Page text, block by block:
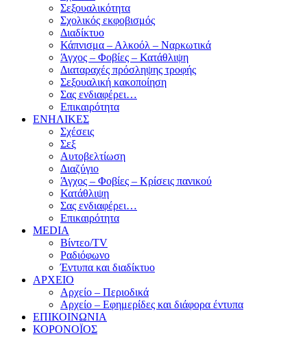
Σεξουαλικότητα
Σχολικός εκφοβισμός
Διαδίκτυο
Κάπνισμα – Αλκοόλ – Ναρκωτικά
Άγχος – Φοβίες – Κατάθλιψη
Διαταραχές πρόσληψης τροφής
Σεξουαλική κακοποίηση
Σας ενδιαφέρει…
Επικαιρότητα
ΕΝΗΛΙΚΕΣ
Σχέσεις
Σεξ
Αυτοβελτίωση
Διαζύγιο
Άγχος – Φοβίες – Κρίσεις πανικού
Κατάθλιψη
Σας ενδιαφέρει…
Επικαιρότητα
MEDIA
Βίντεο/TV
Ραδιόφωνο
Έντυπα και διαδίκτυο
ΑΡΧΕΙΟ
Αρχείο – Περιοδικά
Αρχείο – Εφημερίδες και διάφορα έντυπα
ΕΠΙΚΟΙΝΩΝΙΑ
ΚΟΡΟΝΟΪΟΣ